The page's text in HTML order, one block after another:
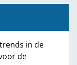
in de
de